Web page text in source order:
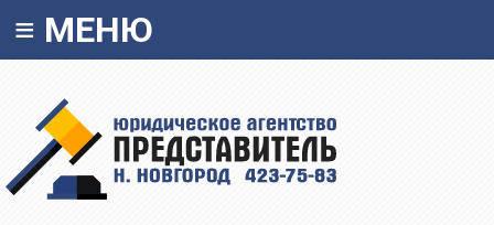
≡ МЕНЮ